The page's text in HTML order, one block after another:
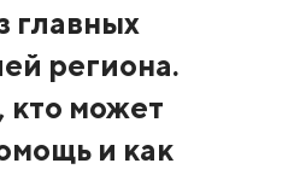
главных
региона.
кто может
и как